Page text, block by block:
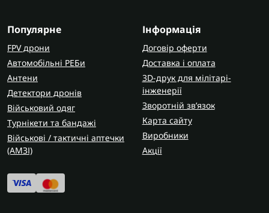
Популярне
FPV дрони
Автомобільні РЕБи
Антени
Детектори дронів
Військовий одяг
Турнікети та бандажі
Військові / тактичні аптечки
(AMЗІ)
Інформація
Договір оферти
Доставка і оплата
3D-друк для мілітарі-
інженерії
Зворотній зв’язок
Карта сайту
Виробники
Акції